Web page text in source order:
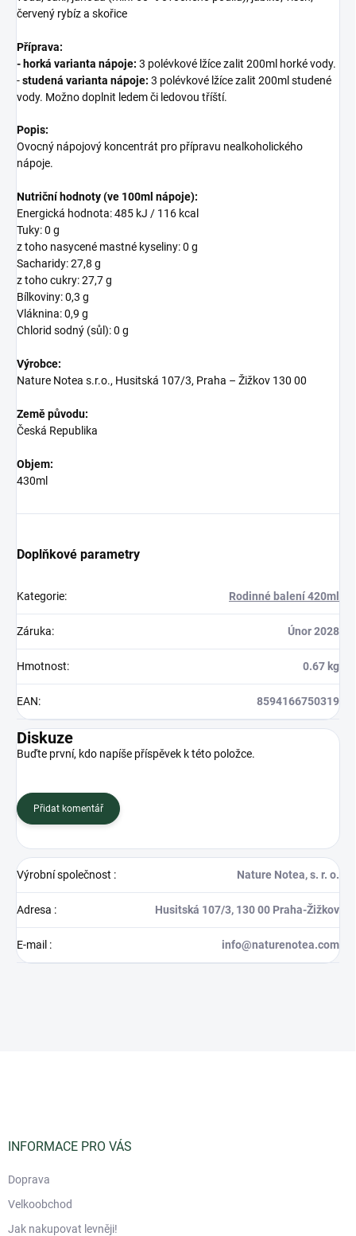
červený rybíz a skořice
Příprava:
- horká varianta nápoje: 3 polévkové lžíce zalit 200ml horké vody.
-studená varianta nápoje: 3 polévkové lžíce zalit 200ml studené
vody. Možno doplnit ledem či ledovou tříští.
Popis:
Ovocný nápojový koncentrát pro přípravu nealkoholického
nápoje.
Nutriční hodnoty (ve 100ml nápoje):
Energická hodnota: 485 kJ / 116 kcal
Tuky: 0 g
z toho nasycené mastné kyseliny: 0 g
Sacharidy: 27,8 g
z toho cukry: 27,7 g
Bílkoviny: 0,3 g
Vláknina: 0,9 g
Chlorid sodný (sůl): 0 g
Výrobce:
Nature Notea s.r.o., Husitská 107/3, Praha – Žižkov 130 00
Země původu:
Česká Republika
Objem:
430ml
Doplňkové parametry
Kategorie: Rodinné balení 420ml
Záruka: Únor 2028
Hmotnost: 0.67 kg
EAN: 8594166750319
Diskuze
Buďte první, kdo napíše příspěvek k této položce.
Přidat komentář
Výrobní společnost : Nature Notea, s. r. o.
Adresa : Husitská 107/3, 130 00 Praha-Žižkov
E-mail : info@naturenotea.com
INFORMACE PRO VÁS
Doprava
Velkoobchod
Jak nakupovat levněji!